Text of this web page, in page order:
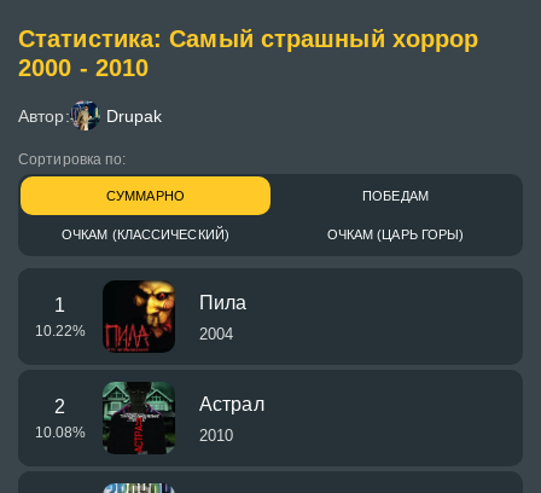
Статистика: Самый страшный хоррор
2000 - 2010
Автор: Drupak
Сортировка по:
СУММАРНО ПОБЕДАМ
ОЧКАМ (КЛАССИЧЕСКИЙ) ОЧКАМ (ЦАРЬ ГОРЫ)
1
10.22%
Пила
2004
2
10.08%
Астрал
2010